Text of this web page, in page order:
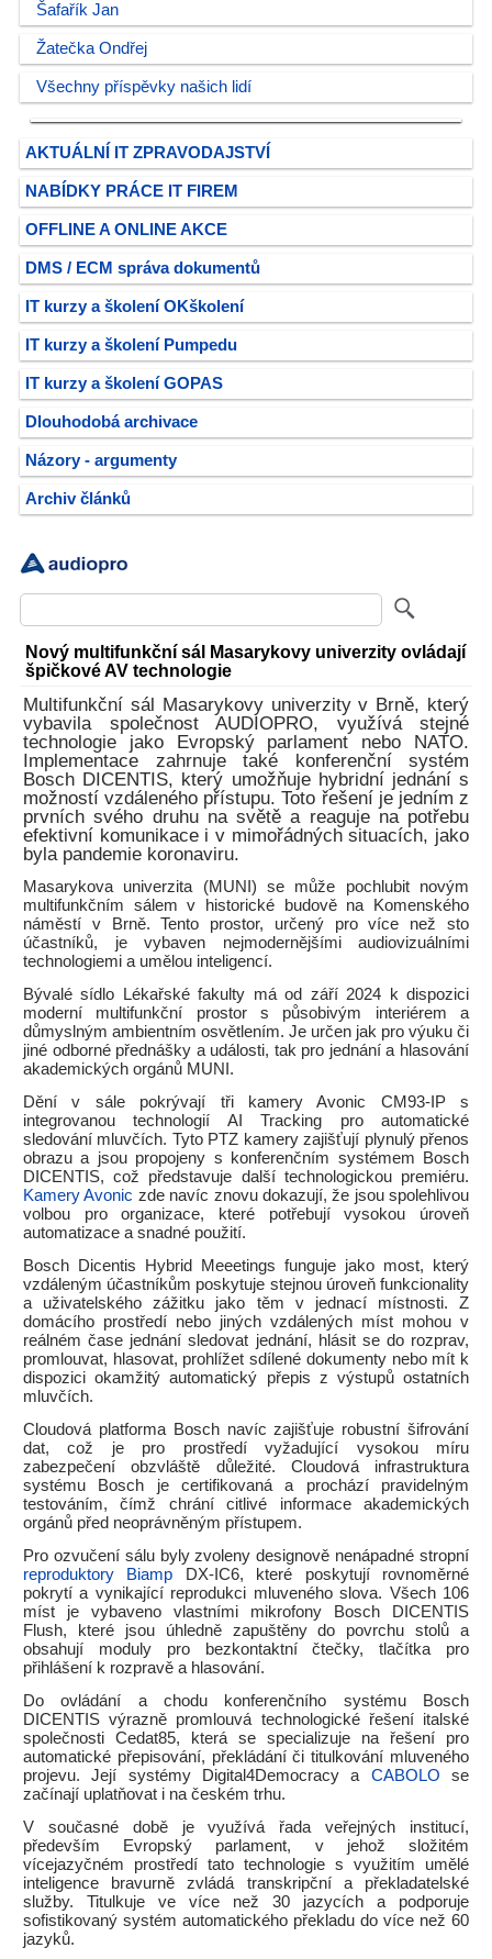
Šafařík Jan
Žatečka Ondřej
Všechny příspěvky našich lidí
AKTUÁLNÍ IT ZPRAVODAJSTVÍ
NABÍDKY PRÁCE IT FIREM
OFFLINE A ONLINE AKCE
DMS / ECM správa dokumentů
IT kurzy a školení OKškolení
IT kurzy a školení Pumpedu
IT kurzy a školení GOPAS
Dlouhodobá archivace
Názory - argumenty
Archiv článků
Nový multifunkční sál Masarykovy univerzity ovládají
špičkové AV technologie
Multifunkční sál Masarykovy univerzity v Brně, který
vybavila společnost AUDIOPRO, využívá stejné
technologie jako Evropský parlament nebo NATO.
Implementace zahrnuje také konferenční systém
Bosch DICENTIS, který umožňuje hybridní jednání s
možností vzdáleného přístupu. Toto řešení je jedním z
prvních svého druhu na světě a reaguje na potřebu
efektivní komunikace i v mimořádných situacích, jako
byla pandemie koronaviru.
Masarykova univerzita (MUNI) se může pochlubit novým
multifunkčním sálem v historické budově na Komenského
náměstí v Brně. Tento prostor, určený pro více než sto
účastníků, je vybaven nejmodernějšími audiovizuálními
technologiemi a umělou inteligencí.
Bývalé sídlo Lékařské fakulty má od září 2024 k dispozici
moderní multifunkční prostor s působivým interiérem a
důmyslným ambientním osvětlením. Je určen jak pro výuku či
jiné odborné přednášky a události, tak pro jednání a hlasování
akademických orgánů MUNI.
Dění v sále pokrývají tři kamery Avonic CM93-IP s
integrovanou technologií AI Tracking pro automatické
sledování mluvčích. Tyto PTZ kamery zajišťují plynulý přenos
obrazu a jsou propojeny s konferenčním systémem Bosch
DICENTIS, což představuje další technologickou premiéru.
Kamery Avonic zde navíc znovu dokazují, že jsou spolehlivou
volbou pro organizace, které potřebují vysokou úroveň
automatizace a snadné použití.
Bosch Dicentis Hybrid Meeetings funguje jako most, který
vzdáleným účastníkům poskytuje stejnou úroveň funkcionality
a uživatelského zážitku jako těm v jednací místnosti. Z
domácího prostředí nebo jiných vzdálených míst mohou v
reálném čase jednání sledovat jednání, hlásit se do rozprav,
promlouvat, hlasovat, prohlížet sdílené dokumenty nebo mít k
dispozici okamžitý automatický přepis z výstupů ostatních
mluvčích.
Cloudová platforma Bosch navíc zajišťuje robustní šifrování
dat, což je pro prostředí vyžadující vysokou míru
zabezpečení obzvláště důležité. Cloudová infrastruktura
systému Bosch je certifikovaná a prochází pravidelným
testováním, čímž chrání citlivé informace akademických
orgánů před neoprávněným přístupem.
Pro ozvučení sálu byly zvoleny designově nenápadné stropní
reproduktory Biamp DX-IC6, které poskytují rovnoměrné
pokrytí a vynikající reprodukci mluveného slova. Všech 106
míst je vybaveno vlastními mikrofony Bosch DICENTIS
Flush, které jsou úhledně zapuštěny do povrchu stolů a
obsahují moduly pro bezkontaktní čtečky, tlačítka pro
přihlášení k rozpravě a hlasování.
Do ovládání a chodu konferenčního systému Bosch
DICENTIS výrazně promlouvá technologické řešení italské
společnosti Cedat85, která se specializuje na řešení pro
automatické přepisování, překládání či titulkování mluveného
projevu. Její systémy Digital4Democracy a CABOLO se
začínají uplatňovat i na českém trhu.
V současné době je využívá řada veřejných institucí,
především Evropský parlament, v jehož složitém
vícejazyčném prostředí tato technologie s využitím umělé
inteligence bravurně zvládá transkripční a překladatelské
služby. Titulkuje ve více než 30 jazycích a podporuje
sofistikovaný systém automatického překladu do více než 60
jazyků.